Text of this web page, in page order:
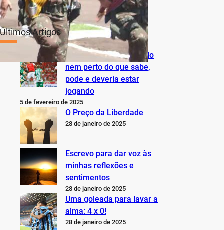
Últimos Artigos
O Inter não está jogando
nem perto do que sabe,
pode e deveria estar
jogando
5 de fevereiro de 2025
O Preço da Liberdade
28 de janeiro de 2025
Escrevo para dar voz às
minhas reflexões e
sentimentos
28 de janeiro de 2025
Uma goleada para lavar a
alma: 4 x 0!
28 de janeiro de 2025